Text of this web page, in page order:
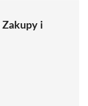
Zakupy i